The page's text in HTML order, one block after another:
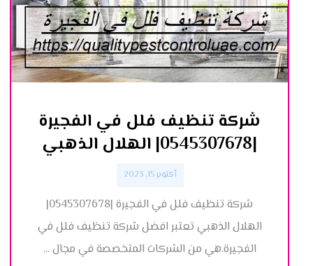
شركة تنظيف فلل في الفجيرة
|0545307678| الهلال الذهبي
أكتوبر 15, 2023
شركة تنظيف فلل في الفجيرة |0545307678|
الهلال الذهبي تعتبر افضل شركة تنظيف فلل في
الفجيرة.هي من الشركات المتخصصة في مجال ...